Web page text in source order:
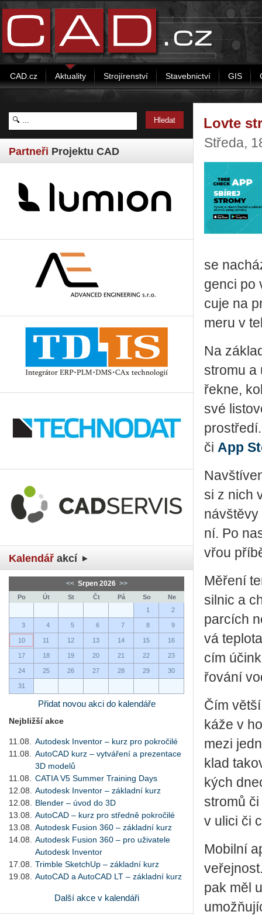
CAD.cz Aktuality Strojírenství Stavebnictví GIS
Partneři Projektu CAD
Kalendář akcí
<< Srpen 2026 >>
Po Út St Čt Pá So
Ne
1
2
3 4 5 6 7 8 9
10 11 12 13 14 15 16
17 18 19 20 21 22 23
24 25 26 27 28 29 30
31
Přidat novou akci do kalendáře
Nejbližší akce
11.08.
Autodesk Inventor – kurz pro pokročilé
11.08.
AutoCAD kurz – vytváření a prezentace
3D modelů
11.08.
CATIA V5 Summer Training Days
12.08.
Autodesk Inventor – základní kurz
12.08.
Blender – úvod do 3D
13.08.
AutoCAD – kurz pro středně pokročilé
13.08.
Autodesk Fusion 360 – základní kurz
14.08.
Autodesk Fusion 360 – pro uživatele
Autodesk Inventor
17.08.
Trimble SketchUp – základní kurz
19.08.
AutoCAD a AutoCAD LT – základní kurz
Další akce v kalendáři
Lovte
Středa,
se
gen­ci po
cu­je na
me­ru v
Na
stro­mu a
řekne,
své
či App
si z nich
ní. Po
vřou
Mě­ře­ní
sil­nic a
par­cích
vá
cím
řo­vá­ní
Čím
ká­že v
mezi
klad
kých
stro­mů
v ulici či
Mo­bil­ní
pak měl